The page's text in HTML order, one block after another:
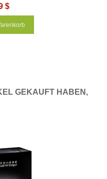
$
GEKAUFT HABEN,